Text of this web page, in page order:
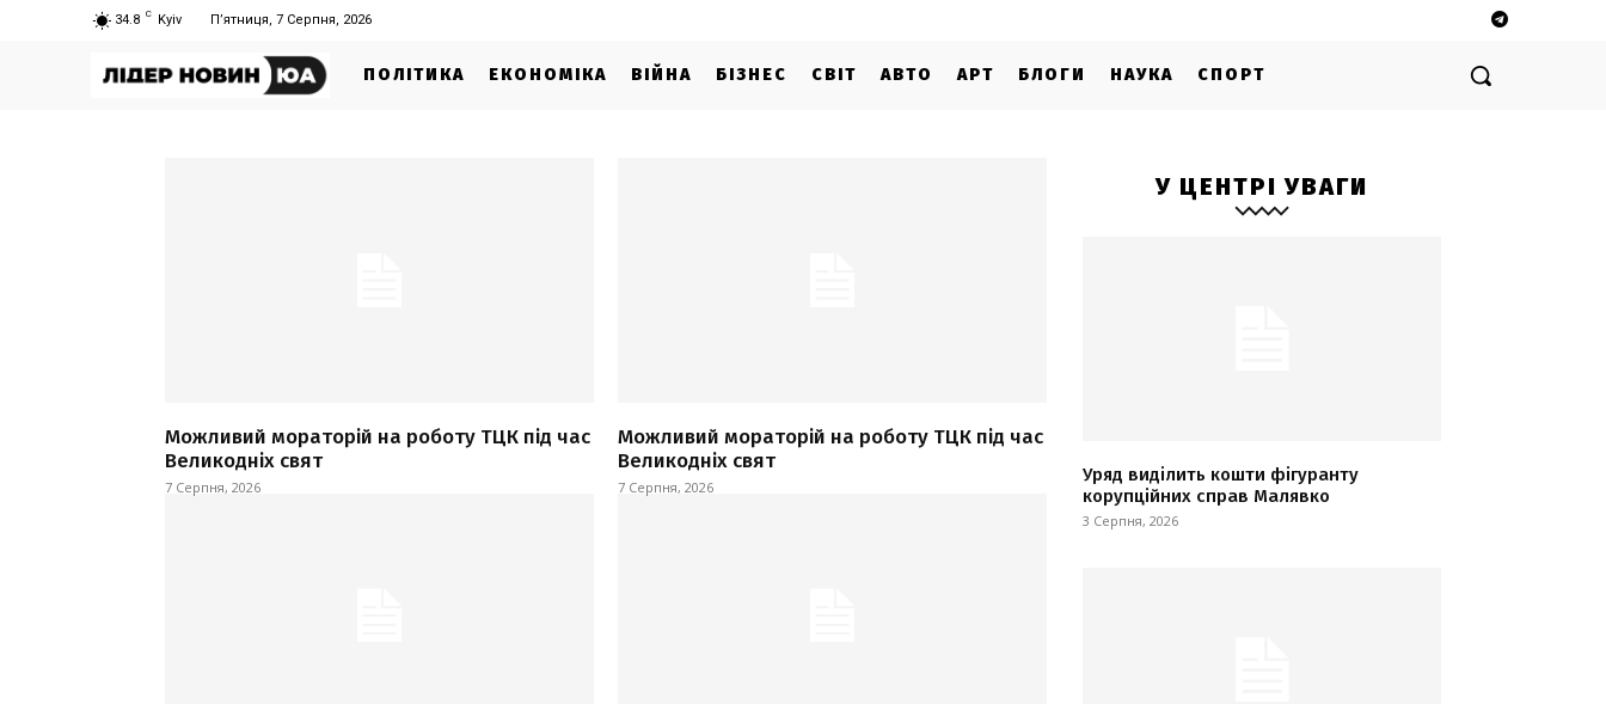
34.8 C Kyiv П’ятниця, 7 Серпня, 2026
ПОЛІТИКА ЕКОНОМІКА ВІЙНА БІЗНЕС СВІТ АВТО АРТ БЛОГИ НАУКА СПОРТ
Можливий мораторій на роботу ТЦК під час
Великодніх свят
7 Серпня, 2026
Можливий мораторій на роботу ТЦК під час
Великодніх свят
7 Серпня, 2026
У ЦЕНТРІ УВАГИ
Уряд виділить кошти фігуранту
корупційних справ Малявко
3 Серпня, 2026